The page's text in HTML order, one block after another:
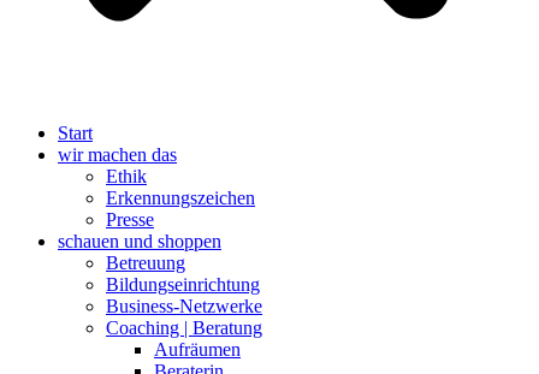
Start
wir machen das
Ethik
Erkennungszeichen
Presse
schauen und shoppen
Betreuung
Bildungseinrichtung
Business-Netzwerke
Coaching | Beratung
Aufräumen